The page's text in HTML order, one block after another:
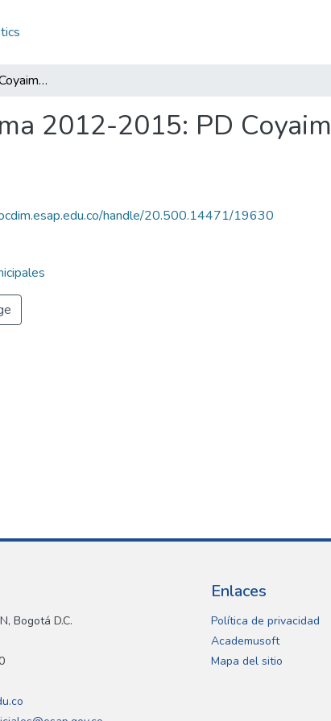
Plan de Desarrollo Coyaima Tolima 2012-2015: PD Coyaima Tolima 2012-2015
2012-2015: PD
handle/20.500.14471/19630
Bogotá D.C.
Enlaces
Política de privacidad
Academusoft
Mapa del sitio